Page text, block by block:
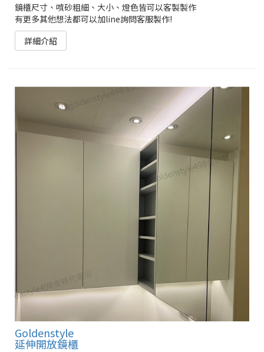
鏡櫃尺寸、噴砂粗細、大小、燈色皆可以客製製作
有更多其他想法都可以加line詢問客服製作!
詳細介紹
Goldenstyle
延伸開放鏡櫃